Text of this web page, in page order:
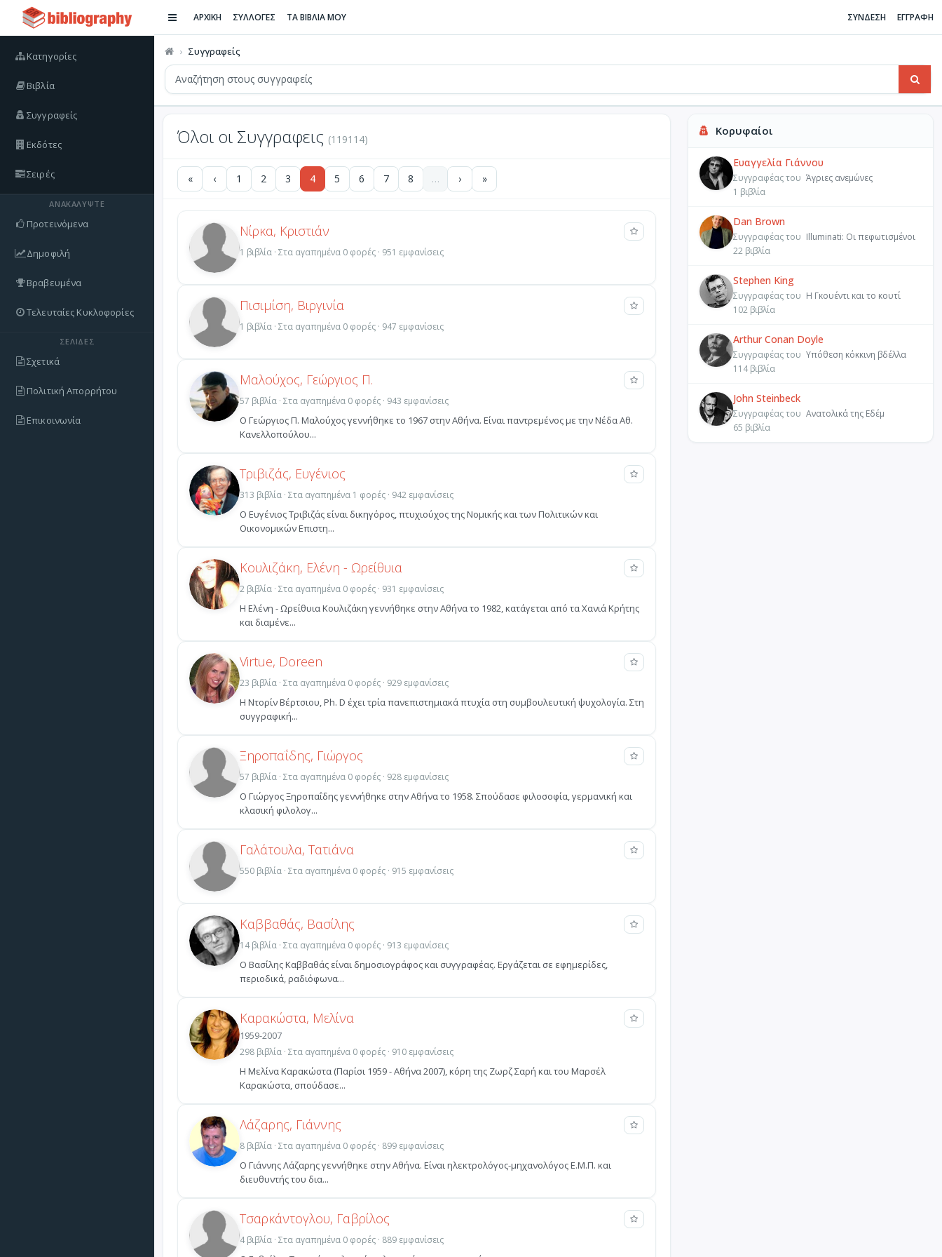
Κατηγορίες
Βιβλία
Συγγραφείς
Εκδότες
Σειρές
ΑΝΑΚΑΛΎΨΤΕ
Προτεινόμενα
Δημοφιλή
Βραβευμένα
Τελευταίες Κυκλοφορίες
ΣΕΛΊΔΕΣ
Σχετικά
Πολιτική Απορρήτου
Επικοινωνία
ΑΡΧΙΚΗ ΣΥΛΛΟΓΕΣ ΤΑ ΒΙΒΛΙΑ ΜΟΥ ΣΥΝΔΕΣΗ ΕΓΓΡΑΦΗ
Συγγραφείς
Όλοι οι Συγγραφεις (119114)
« ‹ 1 2 3 4 5 6 7 8 … › »
Νίρκα, Κριστιάν
1 βιβλία · Στα αγαπημένα 0 φορές · 951 εμφανίσεις
Πισιμίση, Βιργινία
1 βιβλία · Στα αγαπημένα 0 φορές · 947 εμφανίσεις
Μαλούχος, Γεώργιος Π.
57 βιβλία · Στα αγαπημένα 0 φορές · 943 εμφανίσεις
Ο Γεώργιος Π. Μαλούχος γεννήθηκε το 1967 στην Αθήνα. Είναι παντρεμένος με την Νέδα Αθ.
Κανελλοπούλου...
Τριβιζάς, Ευγένιος
313 βιβλία · Στα αγαπημένα 1 φορές · 942 εμφανίσεις
Ο Ευγένιος Τριβιζάς είναι δικηγόρος, πτυχιούχος της Νομικής και των Πολιτικών και
Οικονομικών Επιστη...
Κουλιζάκη, Ελένη - Ωρείθυια
2 βιβλία · Στα αγαπημένα 0 φορές · 931 εμφανίσεις
Η Ελένη - Ωρείθυια Κουλιζάκη γεννήθηκε στην Αθήνα το 1982, κατάγεται από τα Χανιά Κρήτης
και διαμένε...
Virtue, Doreen
23 βιβλία · Στα αγαπημένα 0 φορές · 929 εμφανίσεις
Η Ντορίν Βέρτσιου, Ph. D έχει τρία πανεπιστημιακά πτυχία στη συμβουλευτική ψυχολογία. Στη
συγγραφική...
Ξηροπαΐδης, Γιώργος
57 βιβλία · Στα αγαπημένα 0 φορές · 928 εμφανίσεις
Ο Γιώργος Ξηροπαΐδης γεννήθηκε στην Αθήνα το 1958. Σπούδασε φιλοσοφία, γερμανική και
κλασική φιλολογ...
Γαλάτουλα, Τατιάνα
550 βιβλία · Στα αγαπημένα 0 φορές · 915 εμφανίσεις
Καββαθάς, Βασίλης
14 βιβλία · Στα αγαπημένα 0 φορές · 913 εμφανίσεις
O Bασίλης Kαββαθάς είναι δημοσιογράφος και συγγραφέας. Εργάζεται σε εφημερίδες,
περιοδικά, ραδιόφωνα...
Καρακώστα, Μελίνα
1959-2007
298 βιβλία · Στα αγαπημένα 0 φορές · 910 εμφανίσεις
Η Μελίνα Καρακώστα (Παρίσι 1959 - Αθήνα 2007), κόρη της Ζωρζ Σαρή και του Μαρσέλ
Καρακώστα, σπούδασε...
Λάζαρης, Γιάννης
8 βιβλία · Στα αγαπημένα 0 φορές · 899 εμφανίσεις
Ο Γιάννης Λάζαρης γεννήθηκε στην Αθήνα. Είναι ηλεκτρολόγος-μηχανολόγος Ε.Μ.Π. και
διευθυντής του δια...
Τσαρκάντογλου, Γαβρίλος
4 βιβλία · Στα αγαπημένα 0 φορές · 889 εμφανίσεις
Κορυφαίοι
Ευαγγελία Γιάννου
Συγγραφέας του Άγριες ανεμώνες
1 βιβλία
Dan Brown
Συγγραφέας του Illuminati: Οι πεφωτισμένοι
22 βιβλία
Stephen King
Συγγραφέας του Η Γκουέντι και το κουτί
102 βιβλία
Arthur Conan Doyle
Συγγραφέας του Υπόθεση κόκκινη βδέλλα
114 βιβλία
John Steinbeck
Συγγραφέας του Ανατολικά της Εδέμ
65 βιβλία